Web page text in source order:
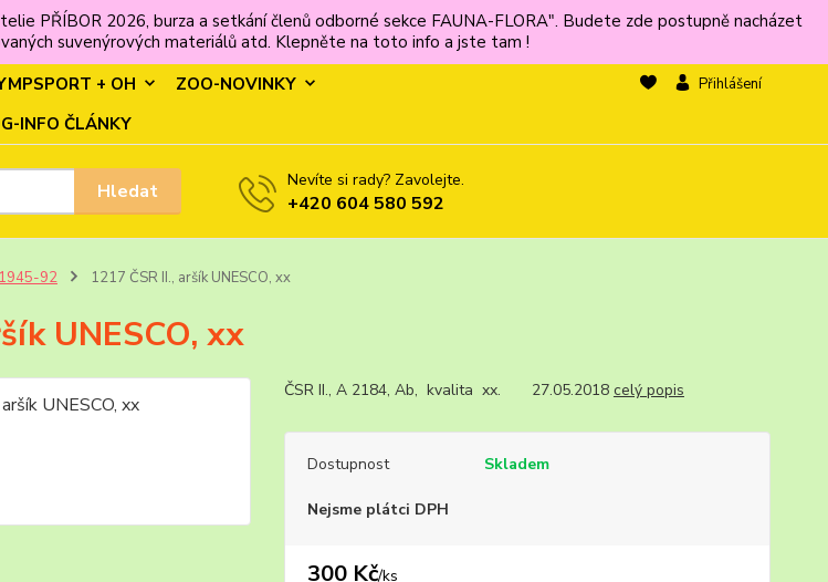
PŘÍBOR 2026, burza a setkání členů odborné sekce FAUNA-FLORA". Budete zde postupně nacházet
suvenýrových materiálů atd. Klepněte na toto info a jste tam !
+ OH
ZOO-NOVINKY
INFO ČLÁNKY
Přihlášení
Hledat Nevíte si rady? Zavolejte.
+420 604 580 592
92 1217 ČSR II., aršík UNESCO, xx
UNESCO, xx
ČSR II., A 2184, Ab, kvalita xx. 27.05.2018 celý popis
Dostupnost Skladem
Nejsme plátci DPH
300 Kč/ks